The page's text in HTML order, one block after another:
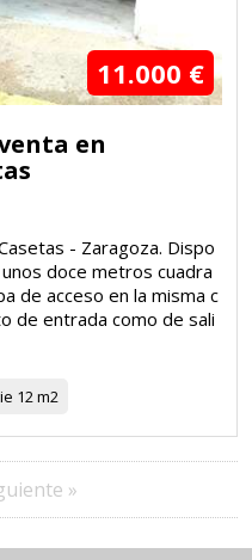
11.000 €
en
- Zaragoza. Dispo
doce metros cuadra
de acceso en la misma c
de entrada como de sali
12 m2
»